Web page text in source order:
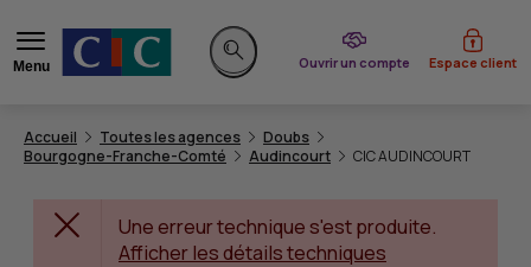
Menu
Rechercher sur le site
Ouvrir un compte
du CIC Espace client
Accueil Toutes les agences
Doubs
Bourgogne-Franche-Comté
Audincourt CIC AUDINCOURT
Une erreur technique s'est produite.
Afficher les détails techniques